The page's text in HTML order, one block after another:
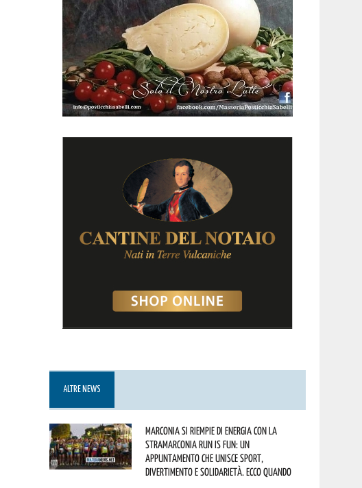
ALTRE NEWS
Marconia si riempie di energia con la
StraMarconia Run is Fun: un
appuntamento che unisce sport,
divertimento e solidarietà. Ecco quando